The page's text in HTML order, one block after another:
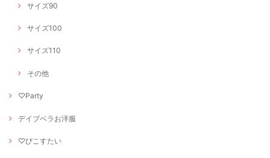
サイズ90
サイズ100
サイズ110
その他
♡Party
デイブベラお洋服
♡ぴこすたい